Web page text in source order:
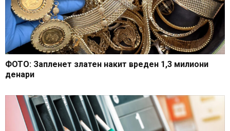
ФОТО: Запленет златен накит вреден 1,3 милиони
денари